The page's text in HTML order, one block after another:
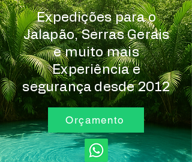
Expedições para o
Jalapão, Serras Gerais
e muito mais
Experiência e
segurança desde 2012
Orçamento